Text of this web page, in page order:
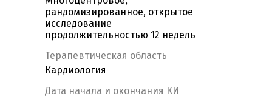
рандомизированное, открытое
исследование
продолжительностью 12 недель
Терапевтическая область
Кардиология
Дата начала и окончания КИ